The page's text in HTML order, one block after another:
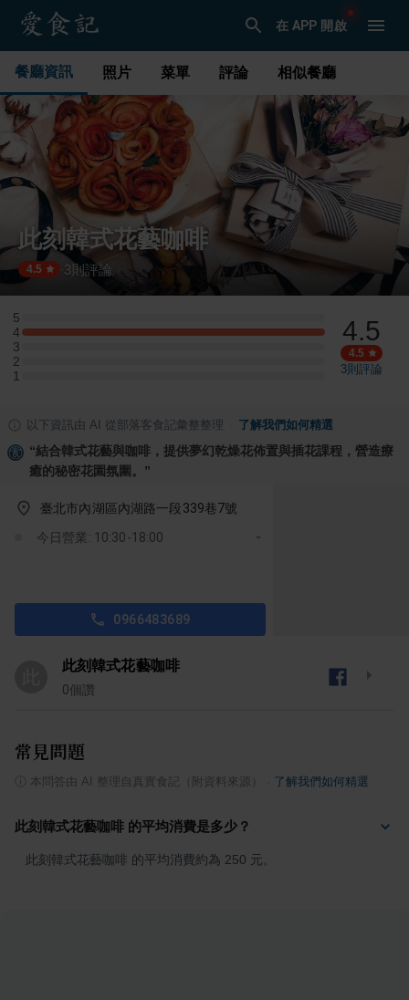
在 APP 開啟
餐廳資訊 照片 菜單 評論 相似餐廳
此刻韓式花藝咖啡
4.5 3 則評論
5
5 星：0 則評論
4
4 星：1 則評論
3
3 星：0 則評論
2
2 星：0 則評論
1
1 星：0 則評論
4.5
4.5
3則評論
以下資訊由 AI 從部落客食記彙整整理 了解我們如何精選
“結合韓式花藝與咖啡，提供夢幻乾燥花佈置與插花課程，營造療
癒的秘密花園氛圍。 ”
臺北市內湖區內湖路一段339巷7號
今日營業: 10:30-18:00
0966483689
此刻韓式花藝咖啡
0個讚
常見問題
本問答由 AI 整理自真實食記（附資料來源） 了解我們如何精選
此刻韓式花藝咖啡 的平均消費是多少？
此刻韓式花藝咖啡 的平均消費約為 250 元。